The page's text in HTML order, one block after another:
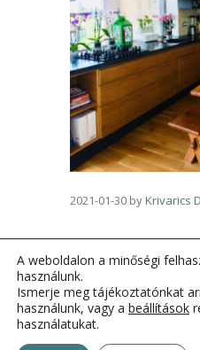
2021-01-30 byKrivarics
A weboldalon a minőségi
használunk.
Ismerje meg tájékoztatónkat
használunk, vagy a beállítások
használatukat.